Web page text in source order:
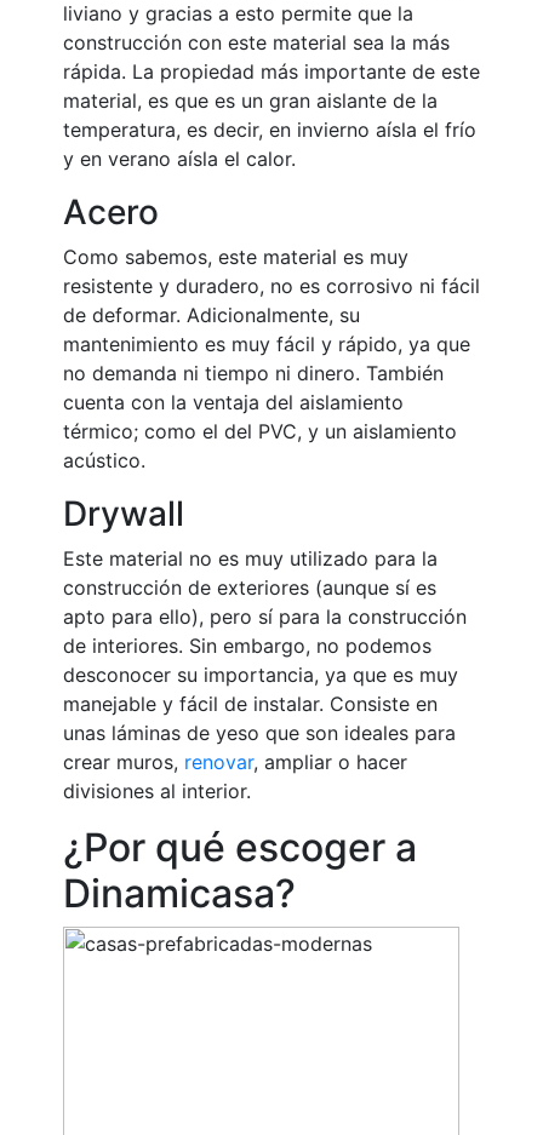
liviano y gracias a esto permite que la
construcción con este material sea la más
rápida. La propiedad más importante de este
material, es que es un gran aislante de la
temperatura, es decir, en invierno aísla el frío
y en verano aísla el calor.
Acero
Como sabemos, este material es muy
resistente y duradero, no es corrosivo ni fácil
de deformar. Adicionalmente, su
mantenimiento es muy fácil y rápido, ya que
no demanda ni tiempo ni dinero. También
cuenta con la ventaja del aislamiento
térmico; como el del PVC, y un aislamiento
acústico.
Drywall
Este material no es muy utilizado para la
construcción de exteriores (aunque sí es
apto para ello), pero sí para la construcción
de interiores. Sin embargo, no podemos
desconocer su importancia, ya que es muy
manejable y fácil de instalar. Consiste en
unas láminas de yeso que son ideales para
crear muros, renovar, ampliar o hacer
divisiones al interior.
¿Por qué escoger a
Dinamicasa?